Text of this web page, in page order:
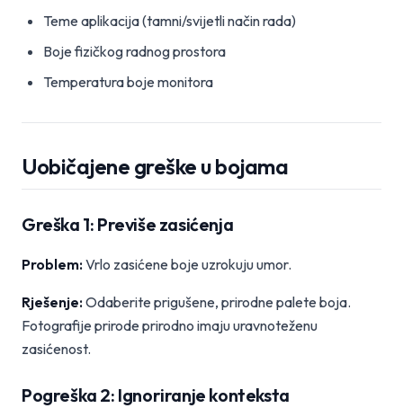
Teme aplikacija (tamni/svijetli način rada)
Boje fizičkog radnog prostora
Temperatura boje monitora
Uobičajene greške u bojama
Greška 1: Previše zasićenja
Problem:Vrlo zasićene boje uzrokuju umor.
Rješenje:Odaberite prigušene, prirodne palete boja.
Fotografije prirode prirodno imaju uravnoteženu
zasićenost.
Pogreška 2: Ignoriranje konteksta